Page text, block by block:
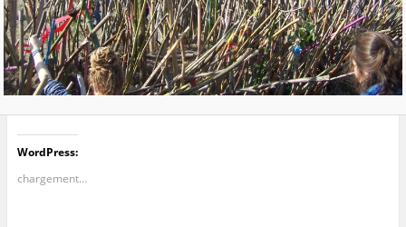
WordPress:
chargement…